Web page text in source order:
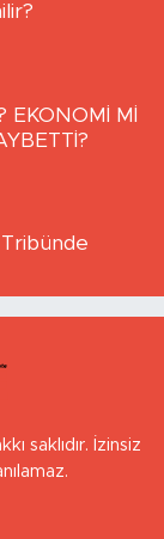
EKONOMİ Mİ
saklıdır. İzinsiz